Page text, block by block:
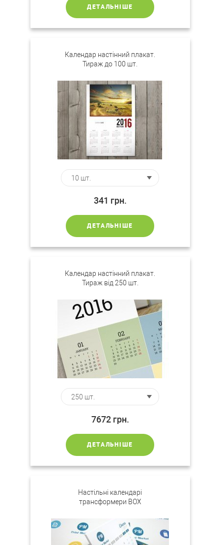
ДЕТАЛЬНІШЕ
Календар настінний плакат.
Тираж до 100 шт.
341 грн.
ДЕТАЛЬНІШЕ
Календар настінний плакат.
Тираж від 250 шт.
7672 грн.
ДЕТАЛЬНІШЕ
Настільні календарі
трансформери BOX